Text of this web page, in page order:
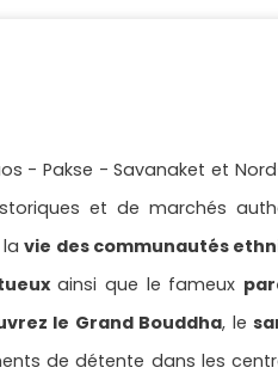
- Pakse - Savanaket et
et de marchés
lavie des communautés
ainsi que le fameux
le Grand Bouddha, le
de détente dans les